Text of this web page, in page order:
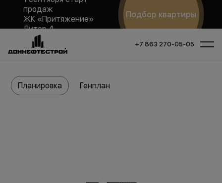
продаж
ЖК «Притяжение»
Литер 4
Подбор квартиры
+7 863 270-05-05
Планировка Генплан